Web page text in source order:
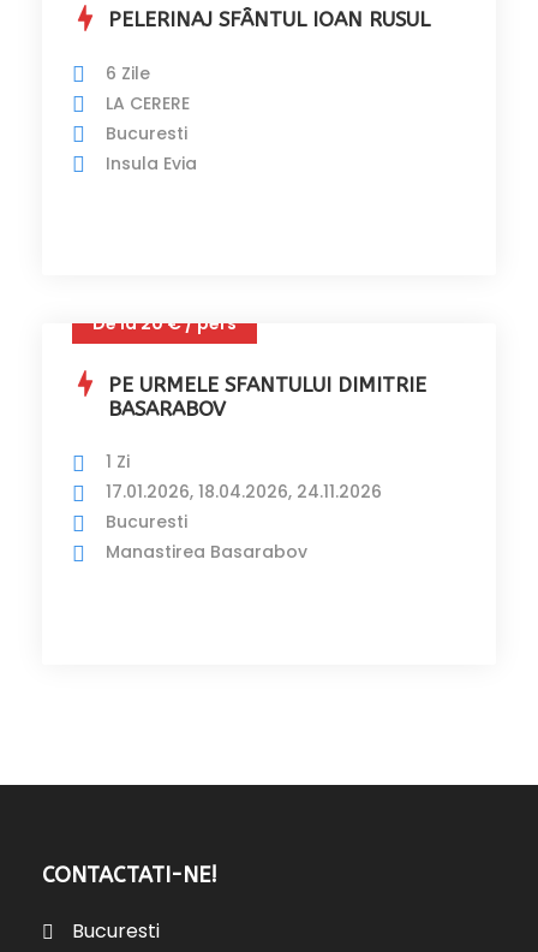
PELERINAJ SFÂNTUL IOAN RUSUL
6 Zile
LA CERERE
Bucuresti
Insula Evia
De la 20 € / pers
PE URMELE SFANTULUI DIMITRIE
BASARABOV
1 Zi
17.01.2026, 18.04.2026, 24.11.2026
Bucuresti
Manastirea Basarabov
CONTACTATI-NE!
Bucuresti